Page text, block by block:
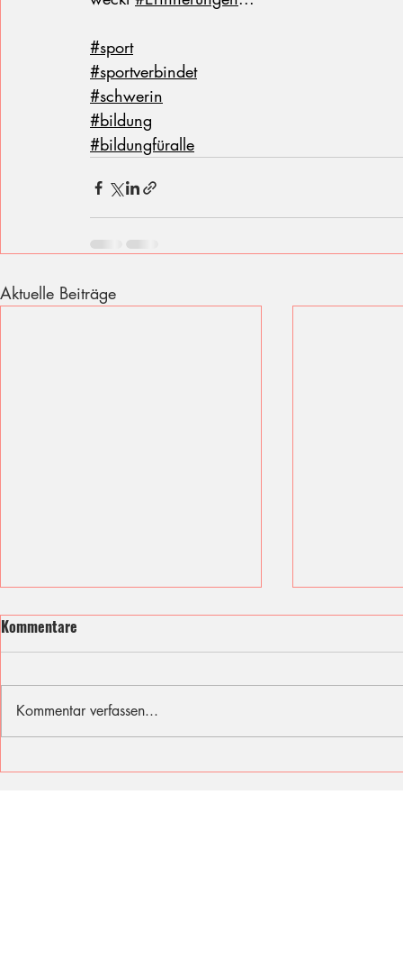
#sport
#sportverbindet
#schwerin
#bildung
#bildungfüralle
Aktuelle Beiträge
Ich fühle mit den Opfern des
Sommer,
Kommentare
Kommentar verfassen...